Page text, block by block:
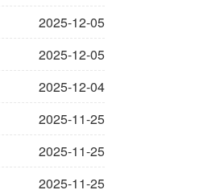
2025-12-05
2025-12-05
2025-12-04
2025-11-25
2025-11-25
2025-11-25